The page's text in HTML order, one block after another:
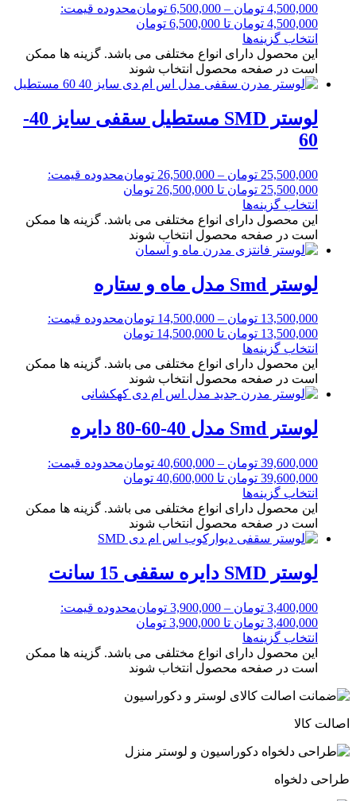
4,500,000 تومان –
6,500,000 تومانمحدوده قیمت:
4,500,000 تومان تا 6,500,000 تومان
انتخاب گزینه‌ها
این محصول دارای انواع مختلفی می باشد. گزینه ها ممکن
است در صفحه محصول انتخاب شوند
لوستر SMD مستطیل سقفی سایز 40-
60
25,500,000 تومان –
26,500,000 تومانمحدوده قیمت:
25,500,000 تومان تا 26,500,000 تومان
انتخاب گزینه‌ها
این محصول دارای انواع مختلفی می باشد. گزینه ها ممکن
است در صفحه محصول انتخاب شوند
لوستر Smd مدل ماه و ستاره
13,500,000 تومان –
14,500,000 تومانمحدوده قیمت:
13,500,000 تومان تا 14,500,000 تومان
انتخاب گزینه‌ها
این محصول دارای انواع مختلفی می باشد. گزینه ها ممکن
است در صفحه محصول انتخاب شوند
لوستر Smd مدل 40-60-80 دایره
39,600,000 تومان –
40,600,000 تومانمحدوده قیمت:
39,600,000 تومان تا 40,600,000 تومان
انتخاب گزینه‌ها
این محصول دارای انواع مختلفی می باشد. گزینه ها ممکن
است در صفحه محصول انتخاب شوند
لوستر SMD دایره سقفی 15 سانت
3,400,000 تومان –
3,900,000 تومانمحدوده قیمت:
3,400,000 تومان تا 3,900,000 تومان
انتخاب گزینه‌ها
این محصول دارای انواع مختلفی می باشد. گزینه ها ممکن
است در صفحه محصول انتخاب شوند
اصالت کالا
طراحی دلخواه